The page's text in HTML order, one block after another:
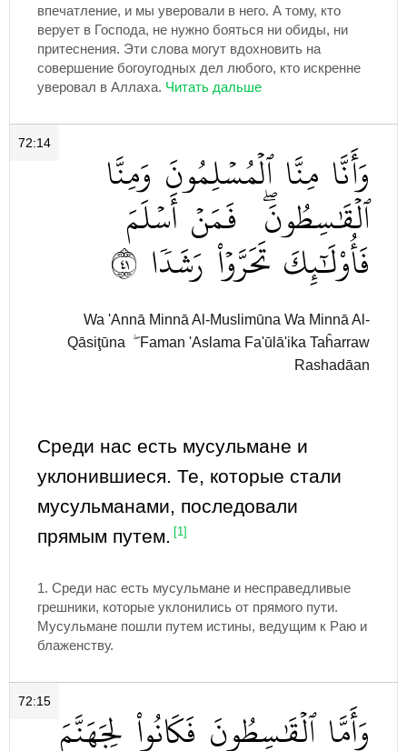
впечатление, и мы уверовали в него. А тому, кто
верует в Господа, не нужно бояться ни обиды, ни
притеснения. Эти слова могут вдохновить на
совершение богоугодных дел любого, кто искренне
уверовал в Аллаха.
72:14 وَأَنَّا مِنَّا ٱلۡمُسۡلِمُونَ وَمِنَّا
ٱلۡقَٰسِطُونَۖ فَمَنۡ أَسۡلَمَ
فَأُوْلَٰٓئِكَ تَحَرَّوۡاْ رَشَدٗا ١٤
Wa 'Annā Minnā Al-Muslimūna Wa Minnā Al-
Qāsiţūna ۖ Faman 'Aslama Fa'ūlā'ika Taĥarraw
Rashadāan
Среди нас есть мусульмане и
уклонившиеся. Те, которые стали
мусульманами, последовали
прямым путем.
[1]
1. Среди нас есть мусульмане и несправедливые
грешники, которые уклонились от прямого пути.
Мусульмане пошли путем истины, ведущим к Раю и
блаженству.
72:15 وَأَمَّا ٱلۡقَٰسِطُونَ فَكَانُواْ لِجَهَنَّمَ